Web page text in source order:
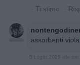
· Ti stimo ·
assorbenti viola
5 Luglio 2025 alle ore